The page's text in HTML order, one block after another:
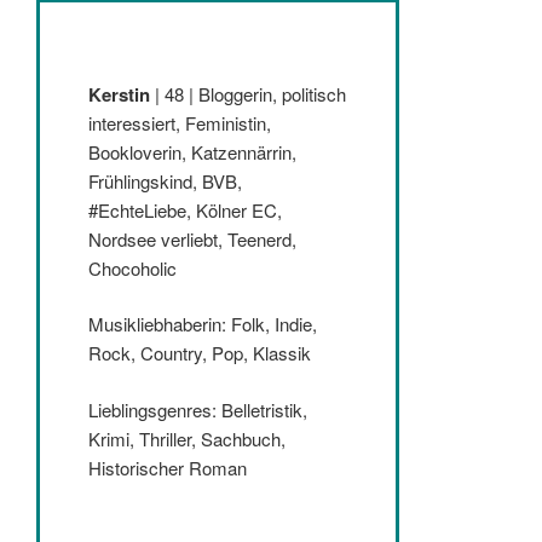
Kerstin | 48 | Bloggerin, politisch
interessiert, Feministin,
Bookloverin, Katzennärrin,
Frühlingskind, BVB,
#EchteLiebe, Kölner EC,
Nordsee verliebt, Teenerd,
Chocoholic
Musikliebhaberin: Folk, Indie,
Rock, Country, Pop, Klassik
Lieblingsgenres: Belletristik,
Krimi, Thriller, Sachbuch,
Historischer Roman